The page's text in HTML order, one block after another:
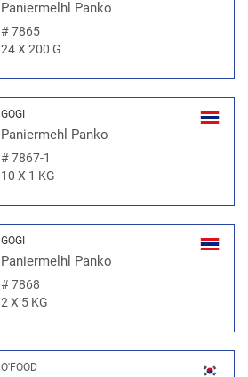
Paniermelhl Panko
#7865
24 X 200 G
GOGI
Paniermehl Panko
#7867-1
10 X 1 KG
GOGI
Paniermelhl Panko
#7868
2 X 5 KG
O'FOOD